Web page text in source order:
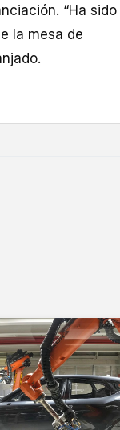
“Ha sido
la mesa de